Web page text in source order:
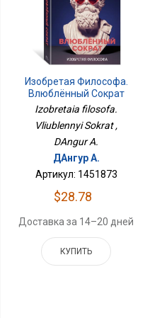
Изобретая Философа.
Влюблённый Сократ
Izobretaia filosofa.
Vliublennyi Sokrat ,
DAngur A.
ДАнгур А.
Артикул: 1451873
$28.78
Доставка за 14–20 дней
КУПИТЬ